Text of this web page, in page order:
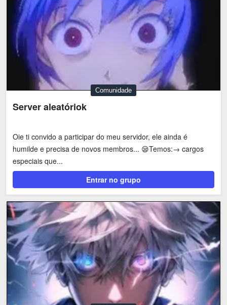
Comunidade
Server aleatóriok
Oie ti convido a participar do meu servidor, ele ainda é
humilde e precisa de novos membros... 😪Temos:→ cargos
especiais que...
Entrar no grupo